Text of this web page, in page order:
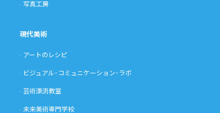
写真工房
現代美術
アートのレシピ
ビジュアル･コミュニケーション･ラボ
芸術漂流教室
未来美術専門学校